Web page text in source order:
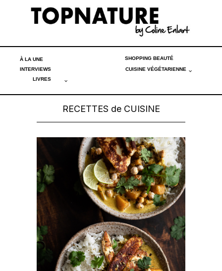
À LA UNE SHOPPING BEAUTÉ
INTERVIEWS
CUISINE VÉGÉTARIENNE
LIVRES
RECETTES de CUISINE